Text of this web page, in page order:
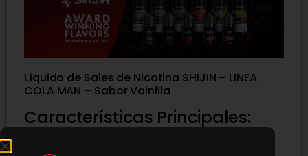
Líquido de Sales de Nicotina SHIJIN – LINEA
COLA MAN – Sabor Vainilla
Características Principales: